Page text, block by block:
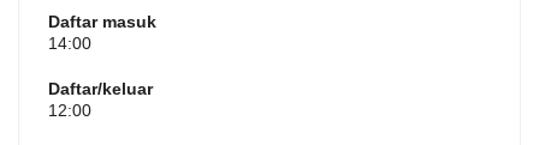
Daftar masuk
14:00
Daftar/keluar
12:00